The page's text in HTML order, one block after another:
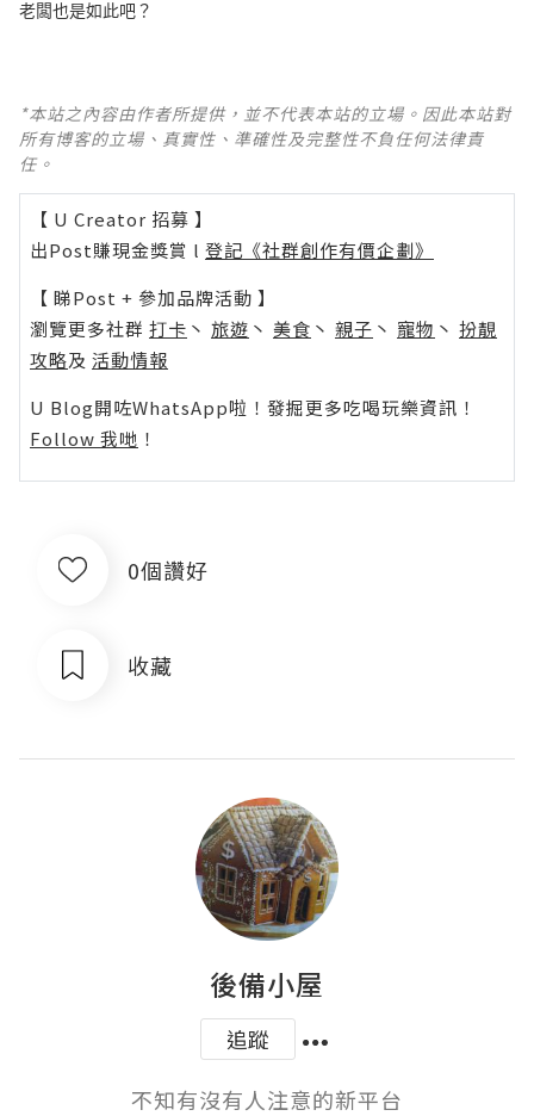
老闆也是如此吧？
*本站之內容由作者所提供，並不代表本站的立場。因此本站對
所有博客的立場、真實性、準確性及完整性不負任何法律責
任。
【 U Creator 招募 】
出Post賺現金獎賞 l 登記《社群創作有價企劃》
【 睇Post + 參加品牌活動 】
瀏覽更多社群 打卡 丶 旅遊 丶 美食 丶 親子 丶 寵物 丶 扮靚
攻略及 活動情報
U Blog開咗WhatsApp啦！發掘更多吃喝玩樂資訊！
Follow 我哋 ！
0個讚好
收藏
後備小屋
追蹤
不知有沒有人注意的新平台